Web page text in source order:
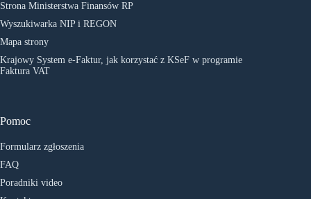
Strona Ministerstwa Finansów RP
Wyszukiwarka NIP i REGON
Mapa strony
Krajowy System e-Faktur, jak korzystać z KSeF w programie
Faktura VAT
Pomoc
Formularz zgłoszenia
FAQ
Poradniki video